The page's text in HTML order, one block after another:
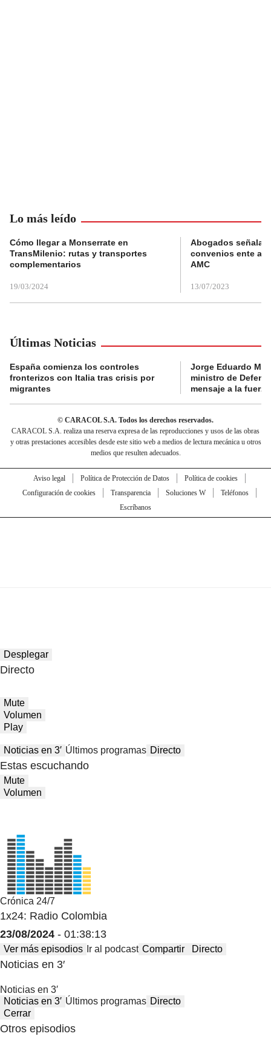
Lo más leído
Cómo llegar a Monserrate en
TransMilenio: rutas y transportes
complementarios
19/03/2024
Abogados
convenios ente
AMC
13/07/2023
Últimas Noticias
España comienza los controles
fronterizos con Italia tras crisis por
migrantes
Jorge Eduardo
ministro de
mensaje a la
© CARACOL S.A. Todos los derechos reservados.
CARACOL S.A. realiza una reserva expresa de las reproducciones y usos de las obras
y otras prestaciones accesibles desde este sitio web a medios de lectura mecánica u otros
medios que resulten adecuados.
Aviso legal Política de Protección de Datos
Política de cookies
Configuración de cookies
Transparencia Soluciones W
Teléfonos
Escríbanos
Desplegar
Directo
Mute
Volumen
Play
Noticias en 3′ Últimos programas Directo
Estas escuchando
Mute
Volumen
Crónica 24/7
1x24: Radio Colombia
23/08/2024 - 01:38:13
Ver más episodios Ir al podcast Compartir Directo
Noticias en 3′
Noticias en 3′
Noticias en 3′ Últimos programas Directo
Cerrar
Otros episodios